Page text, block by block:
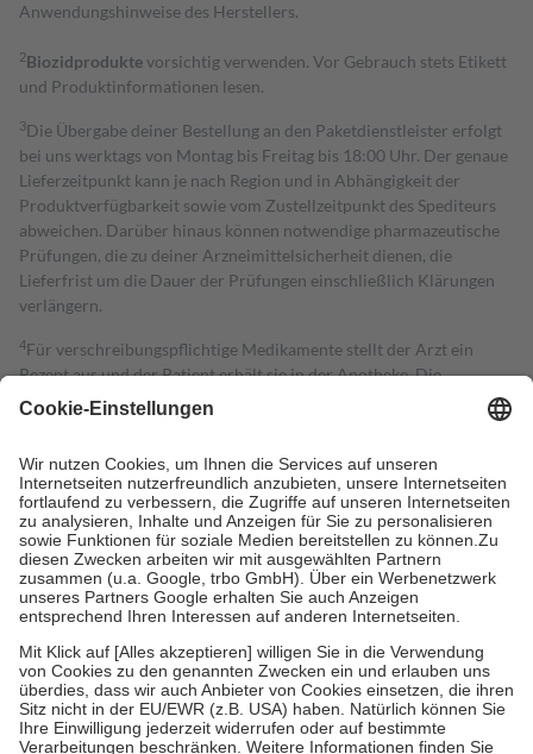
Anwendungshinweise des Herstellers.
2Biozidproduktevorsichtig verwenden. Vor Gebrauch stets Etikett
und Produktinformationen lesen.
3Die Übergabe deiner Bestellung an den Paketdienstleister erfolgt
bei uns werktags von Montag bis Freitag bis 18:00 Uhr. Der genaue
Lieferzeitpunkt kann je nach Region und in Abhängigkeit der
Produktverfügbarkeit sowie vom Zustellzeitpunkt des Spediteurs
abweichen. Darüber hinaus können notwendige pharmazeutische
Prüfungen, die zu deiner Arzneimittelsicherheit dienen, die
Lieferfrist um die Dauer der Prüfungen einschließlich Klärungen
verlängern.
4Für verschreibungspflichtige Medikamente stellt der Arzt ein
Rezept aus und der Patient erhält sie in der Apotheke. Die
gesetzliche Krankenversicherung übernimmt in der Regel die
Kosten dafür, der Versicherte trägt einen Teil davon als Zuzahlung
Grundsätzlich leisten Mitglieder Zuzahlungen in Höhe von zehn
Prozent des Abgabepreises,mindestens jedochfünf Euround
höchstens zehn Euro.Es sind jedoch nie mehr als die tatsächlichen
Kosten der Leistung zu entrichten.
Diese Regeln gelten grundsätzlich auch für Online-Apotheken.
Bei Heilmitteln und häuslicher Krankenpflege beträgt die
Zuzahlung zehn Prozent der Kosten sowie zehn Euro je
Verordnung.
Um das Engagement der Versicherten für ihre eigene Gesundheit zu
stärken und die besondere Stellung der Familie zu unterstützen,
fallenkeine Zuzahlungenan bei:
• Kindern und Jugendlichen bis zum vollendeten 18. Lebensjahr